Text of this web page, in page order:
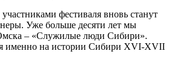
фестиваля вновь станут
Уже больше десяти лет мы
‒ «Служилые люди Сибири».
именно на истории Сибири XVI-XVII